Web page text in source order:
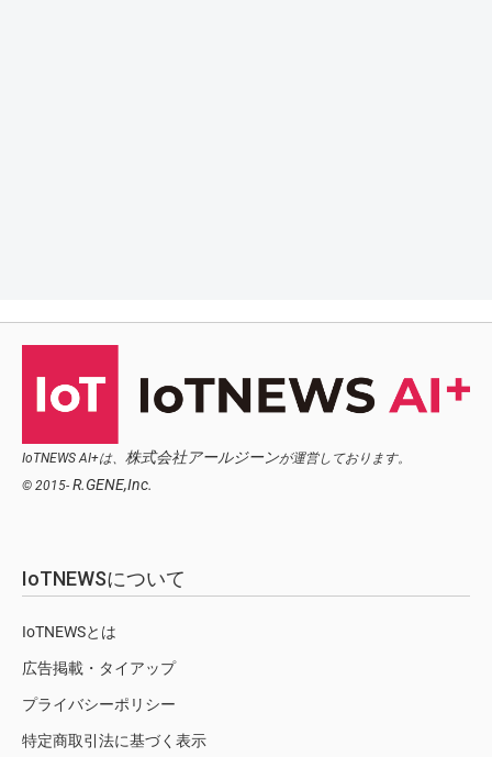
IoTNEWS AI+は、 株式会社アールジーンが運営しております。
© 2015- R.GENE,Inc.
IoTNEWSについて
IoTNEWSとは
広告掲載・タイアップ
プライバシーポリシー
特定商取引法に基づく表示